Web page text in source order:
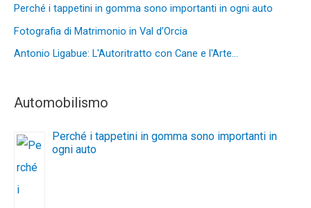
Perché i tappetini in gomma sono importanti in ogni auto
Fotografia di Matrimonio in Val d’Orcia
Antonio Ligabue: L'Autoritratto con Cane e l'Arte…
Automobilismo
Perché i tappetini in gomma sono importanti in
ogni auto